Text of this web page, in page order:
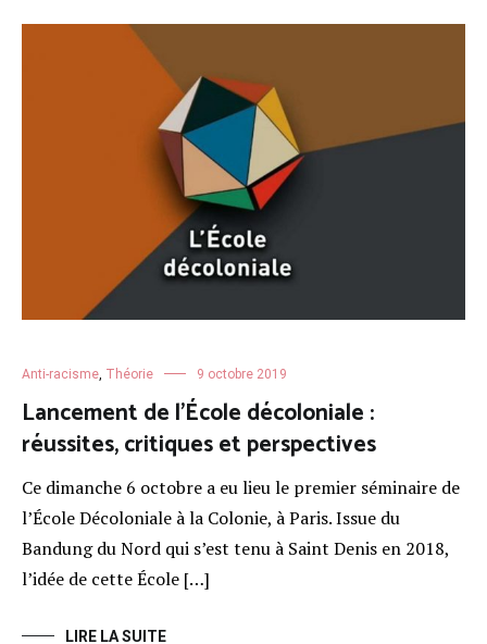
Anti-racisme, Théorie 9 octobre 2019
Lancement de l’École décoloniale :
réussites, critiques et perspectives
Ce dimanche 6 octobre a eu lieu le premier séminaire de
l’École Décoloniale à la Colonie, à Paris. Issue du
Bandung du Nord qui s’est tenu à Saint Denis en 2018,
l’idée de cette École […]
LIRE LA SUITE